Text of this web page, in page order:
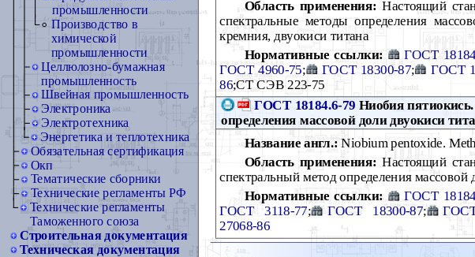
промышленности
Производство в
химической
промышленности
Целлюлозно-бумажная
промышленность
Швейная промышленность
Электроника
Электротехника
Энергетика и теплотехника
Обязательная сертификация
Окп
Тематические сборники
Технические регламенты РФ
Технические регламенты
Таможенного союза
Строительная документация
Техническая документация
Область применения: Настоящий
спектральные методы определения
кремния, двуокиси титана
Нормативные ссылки:
ГОСТ
ГОСТ 4960-75; ГОСТ 18300-87; ГОСТ
86;СТ СЭВ 223-75
ГОСТ 18184.6-79 Ниобия
определения массовой доли двуокиси
Название англ.: Niobium pentoxide.
Область применения: Настоящий
спектральный метод определения
Нормативные ссылки: ГОСТ
ГОСТ 3118-77; ГОСТ 18300-87;
27068-86